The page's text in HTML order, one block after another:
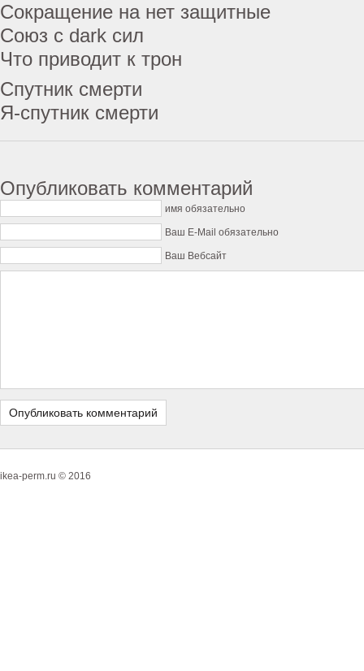
Сокращение на нет защитные
Союз с dark сил
Что приводит к трон
Спутник смерти
Я-спутник смерти
Опубликовать комментарий
имя обязательно
Ваш E-Mail обязательно
Ваш Вебсайт
ikea-perm.ru © 2016